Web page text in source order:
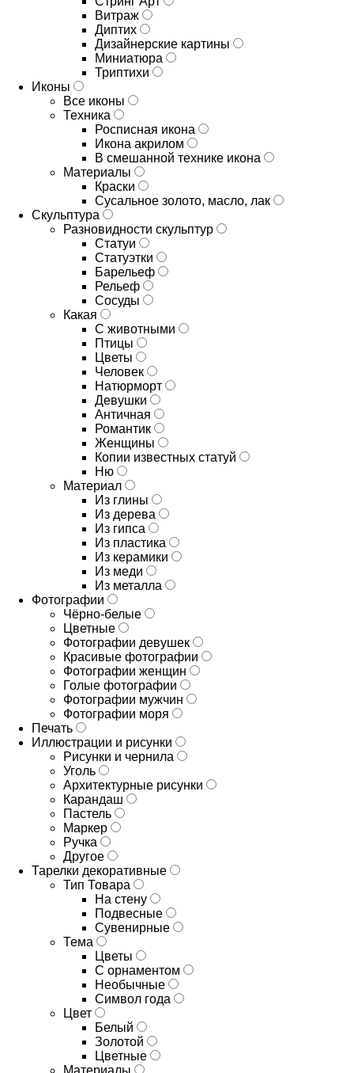
Витраж
Диптих
Дизайнерские картины
Миниатюра
Триптихи
Иконы
Все иконы
Техника
Росписная икона
Икона акрилом
В смешанной технике икона
Материалы
Краски
Сусальное золото, масло, лак
Скульптура
Разновидности скульптур
Статуи
Статуэтки
Барельеф
Рельеф
Сосуды
Какая
С животными
Птицы
Цветы
Человек
Натюрморт
Девушки
Античная
Романтик
Женщины
Копии известных статуй
Ню
Материал
Из глины
Из дерева
Из гипса
Из пластика
Из керамики
Из меди
Из металла
Фотографии
Чёрно-белые
Цветные
Фотографии девушек
Красивые фотографии
Фотографии женщин
Голые фотографии
Фотографии мужчин
Фотографии моря
Печать
Иллюстрации и рисунки
Рисунки и чернила
Уголь
Архитектурные рисунки
Карандаш
Пастель
Маркер
Ручка
Другое
Тарелки декоративные
Тип Товара
На стену
Подвесные
Сувенирные
Тема
Цветы
С орнаментом
Необычные
Символ года
Цвет
Белый
Золотой
Цветные
Материалы